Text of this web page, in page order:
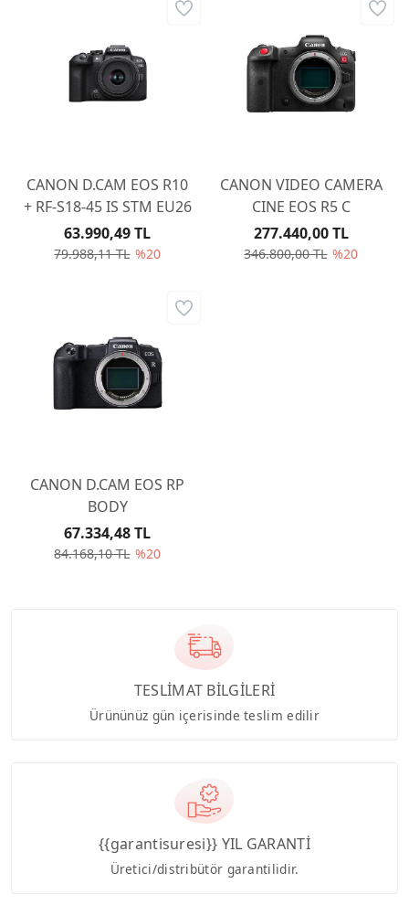
CANON D.CAM EOS R10
+ RF-S18-45 IS STM EU26
79.988,11 TL %20
63.990,49 TL
CANON VIDEO CAMERA
CINE EOS R5 C
346.800,00 TL %20
277.440,00 TL
CANON D.CAM EOS RP
BODY
84.168,10 TL %20
67.334,48 TL
TESLİMAT BİLGİLERİ
Ürününüz gün içerisinde teslim edilir
{{garantisuresi}} YIL GARANTİ
Üretici/distribütör garantilidir.